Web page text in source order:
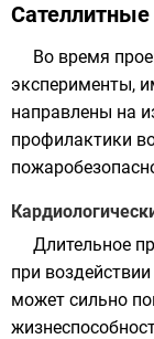
Во время
эксперименты,
направлены на
профилактики
Длительное
при
может сильно